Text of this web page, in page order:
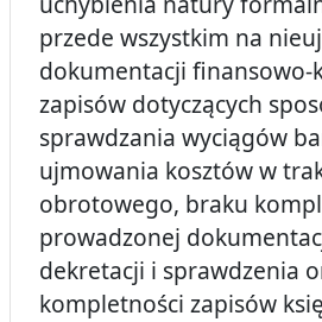
przede wszystkim na
dokumentacji finansowo-
zapisów dotyczących
sprawdzania wyciągów
ujmowania kosztów w
obrotowego, braku
prowadzonej
dekretacji i sprawdzenia
kompletności zapisów